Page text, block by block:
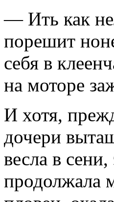
— Ить как
порешит
себя в
на моторе
И хотя,
дочери
весла в
продолжала